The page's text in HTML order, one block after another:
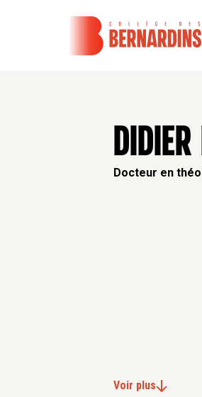
DIDIER
Docteur en
Voir plus